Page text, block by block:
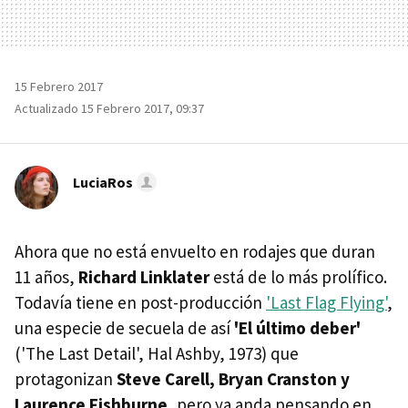
15 Febrero 2017
Actualizado 15 Febrero 2017, 09:37
LuciaRos
Ahora que no está envuelto en rodajes que duran
11 años, Richard Linklaterestá de lo más prolífico.
Todavía tiene en post-producción 'Last Flag Flying',
una especie de secuela de así'El último deber'
('The Last Detail', Hal Ashby, 1973) que
protagonizan Steve Carell, Bryan Cranston y